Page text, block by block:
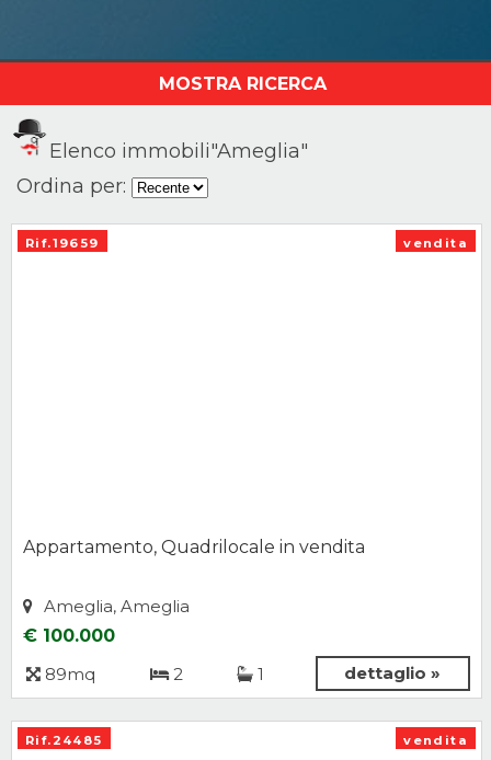
Elenco immobili"Ameglia"
Ordina per:
Rif.19659 vendita
Appartamento, Quadrilocale in vendita
Ameglia, Ameglia
€ 100.000
89mq
2 1 dettaglio »
Rif.24485 vendita